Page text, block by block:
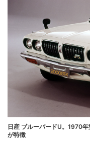
日産 ブルーバードU。1970
が特徴